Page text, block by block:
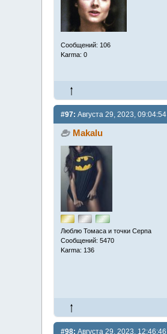
Сообщений: 106
Karma: 0
#97: Августа 29, 2023, 09:04:54
Makalu
Люблю Томаса и точки Серпа
Сообщений: 5470
Karma: 136
#98: Августа 29, 2023, 12:46:46